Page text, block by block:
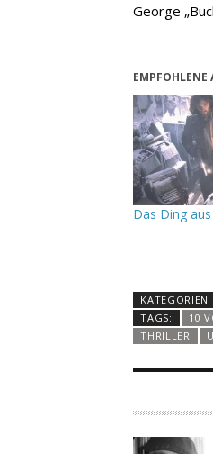
George
EMPFOHLENE
Das Ding
KATEGORIEN
TAGS:
10
THRILLER